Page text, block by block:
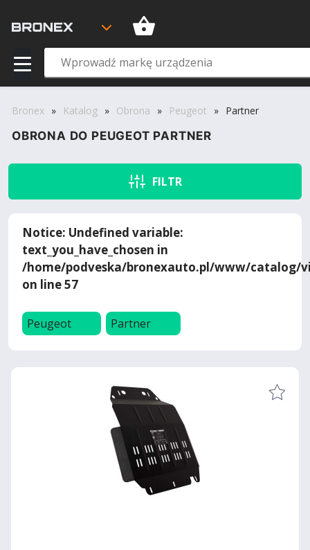
Bronex » Katalog » Obrona » Peugeot » Partner
OBRONA DO PEUGEOT PARTNER
FILTR
Notice: Undefined variable:
text_you_have_chosen in
/home/podveska/bronexauto.pl/www/catalog/
on line57
Peugeot Partner